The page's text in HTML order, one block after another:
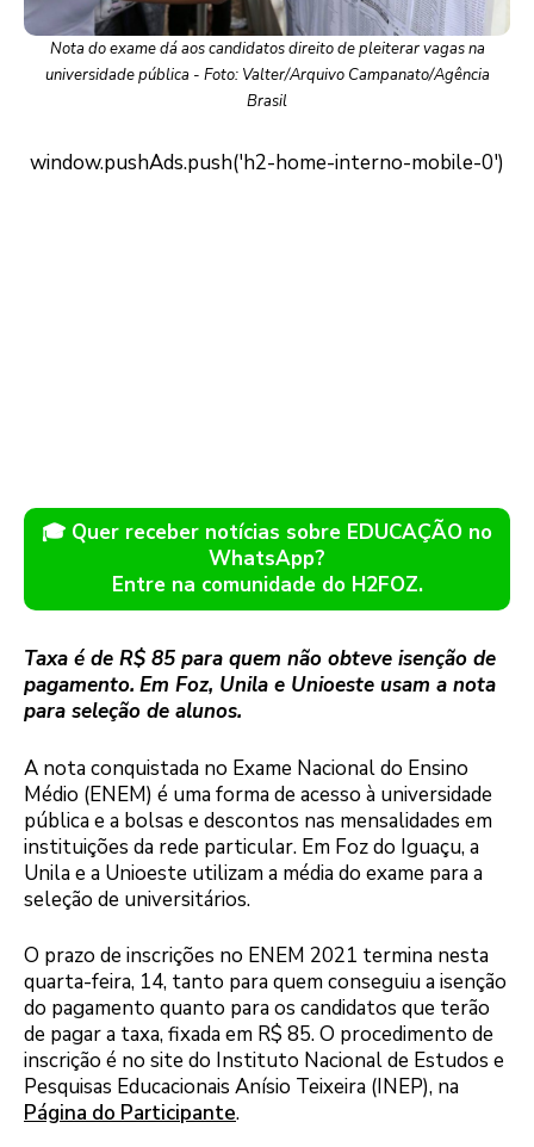
Nota do exame dá aos candidatos direito de pleiterar vagas na
universidade pública - Foto: Valter/Arquivo Campanato/Agência
Brasil
🎓 Quer receber notícias sobre EDUCAÇÃO no
WhatsApp?
Entre na comunidade do H2FOZ.
Taxa é de R$ 85 para quem não obteve isenção de
pagamento. Em Foz, Unila e Unioeste usam a nota
para seleção de alunos.
A nota conquistada no Exame Nacional do Ensino
Médio (ENEM) é uma forma de acesso à universidade
pública e a bolsas e descontos nas mensalidades em
instituições da rede particular. Em Foz do Iguaçu, a
Unila e a Unioeste utilizam a média do exame para a
seleção de universitários.
O prazo de inscrições no ENEM 2021 termina nesta
quarta-feira, 14, tanto para quem conseguiu a isenção
do pagamento quanto para os candidatos que terão
de pagar a taxa, fixada em R$ 85. O procedimento de
inscrição é no site do Instituto Nacional de Estudos e
Pesquisas Educacionais Anísio Teixeira (INEP), na
Página do Participante.